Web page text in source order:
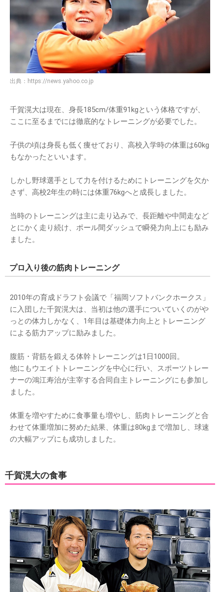
出典： https://news.yahoo.co.jp
千賀滉大は現在、身長185cm/体重91kgという体格ですが、
ここに至るまでには徹底的なトレーニングが必要でした。
子供の頃は身長も低く痩せており、高校入学時の体重は60kg
もなかったといいます。
しかし野球選手として力を付けるためにトレーニングを欠か
さず、高校2年生の時には体重76kgへと成長しました。
当時のトレーニングは主に走り込みで、長距離や中間走など
とにかく走り続け、ポール間ダッシュで瞬発力向上にも励み
ました。
プロ入り後の筋肉トレーニング
2010年の育成ドラフト会議で「福岡ソフトバンクホークス」
に入団した千賀滉大は、当初は他の選手についていくのがや
っとの体力しかなく、1年目は基礎体力向上とトレーニング
による筋力アップに励みました。
腹筋・背筋を鍛える体幹トレーニングは1日1000回。
他にもウエイトトレーニングを中心に行い、スポーツトレー
ナーの鴻江寿治が主宰する合同自主トレーニングにも参加し
ました。
体重を増やすために食事量も増やし、筋肉トレーニングと合
わせて体重増加に努めた結果、体重は80kgまで増加し、球速
の大幅アップにも成功しました。
千賀滉大の食事